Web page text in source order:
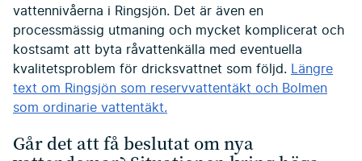
vattennivåerna i Ringsjön. Det är även en
processmässig utmaning och mycket komplicerat och
kostsamt att byta råvattenkälla med eventuella
kvalitetsproblem för dricksvattnet som följd.
Längre
text om Ringsjön som reservvattentäkt och Bolmen
som ordinarie vattentäkt.
Går det att få beslutat om nya